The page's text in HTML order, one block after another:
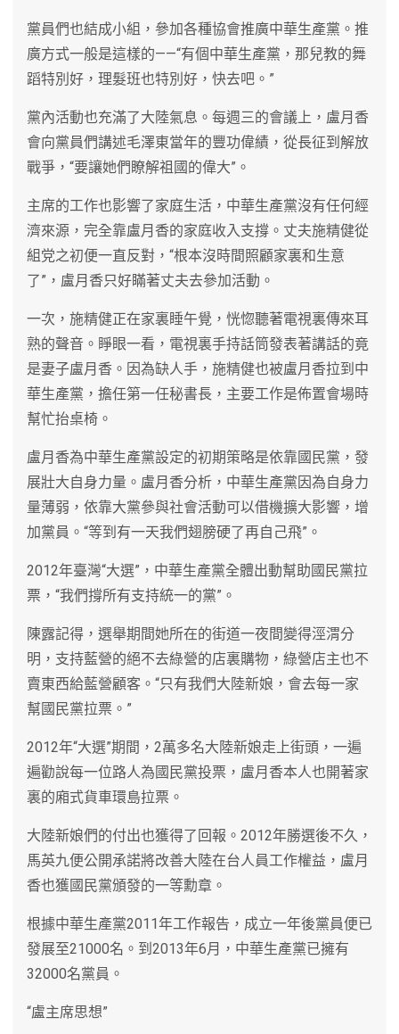
黨員們也結成小組，參加各種協會推廣中華生產黨。推
廣方式一般是這樣的——“有個中華生產黨，那兒教的舞
蹈特別好，理髮班也特別好，快去吧。”
黨內活動也充滿了大陸氣息。每週三的會議上，盧月香
會向黨員們講述毛澤東當年的豐功偉績，從長征到解放
戰爭，“要讓她們瞭解祖國的偉大”。
主席的工作也影響了家庭生活，中華生產黨沒有任何經
濟來源，完全靠盧月香的家庭收入支撐。丈夫施精健從
組党之初便一直反對，“根本沒時間照顧家裏和生意
了”，盧月香只好瞞著丈夫去參加活動。
一次，施精健正在家裏睡午覺，恍惚聽著電視裏傳來耳
熟的聲音。睜眼一看，電視裏手持話筒發表著講話的竟
是妻子盧月香。因為缺人手，施精健也被盧月香拉到中
華生產黨，擔任第一任秘書長，主要工作是佈置會場時
幫忙抬桌椅。
盧月香為中華生產黨設定的初期策略是依靠國民黨，發
展壯大自身力量。盧月香分析，中華生產黨因為自身力
量薄弱，依靠大黨參與社會活動可以借機擴大影響，增
加黨員。“等到有一天我們翅膀硬了再自己飛”。
2012年臺灣“大選”，中華生產黨全體出動幫助國民黨拉
票，“我們撐所有支持統一的黨”。
陳露記得，選舉期間她所在的街道一夜間變得涇渭分
明，支持藍營的絕不去綠營的店裏購物，綠營店主也不
賣東西給藍營顧客。“只有我們大陸新娘，會去每一家
幫國民黨拉票。”
2012年“大選”期間，2萬多名大陸新娘走上街頭，一遍
遍勸說每一位路人為國民黨投票，盧月香本人也開著家
裏的廂式貨車環島拉票。
大陸新娘們的付出也獲得了回報。2012年勝選後不久，
馬英九便公開承諾將改善大陸在台人員工作權益，盧月
香也獲國民黨頒發的一等勳章。
根據中華生產黨2011年工作報告，成立一年後黨員便已
發展至21000名。到2013年6月，中華生產黨已擁有
32000名黨員。
“盧主席思想”